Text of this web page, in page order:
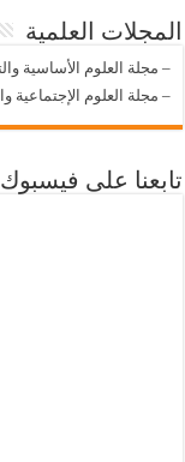
المجلات العلمية
– مجلة العلوم الأساسية
– مجلة العلوم الإجتماعية
تابعنا على فيسبوك